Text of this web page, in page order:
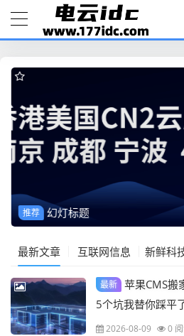
推荐 幻灯标题
最新文章 互联网信息 新鲜科
最新 苹果CMS
5个坑我替你踩平
2026-08-09 0